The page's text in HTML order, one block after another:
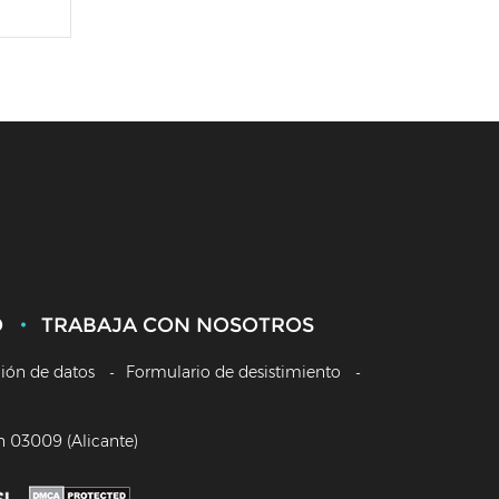
TRABAJA CON NOSOTROS
de datos Formulario de desistimiento
03009 (Alicante)